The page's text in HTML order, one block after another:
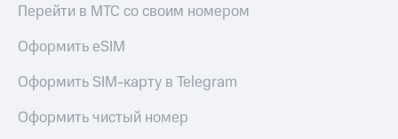
Перейти в МТС со своим номером
Оформить eSIM
Оформить SIM-карту в Telegram
Оформить чистый номер